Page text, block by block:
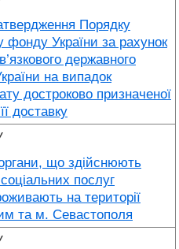
Порядку
фонду України за рахунок
державного
на випадок
достроково призначеної
доставку
що здійснюють
послуг
на території
та м. Севастополя